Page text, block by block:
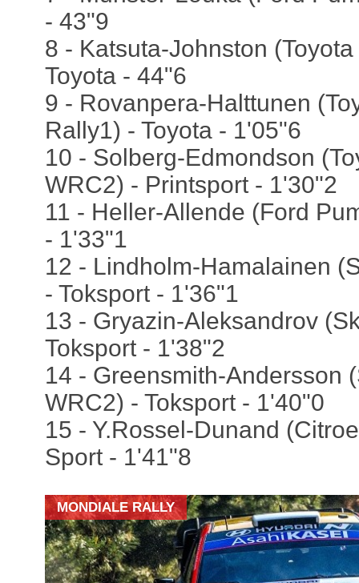
- 43"9
8 - Katsuta-Johnston
Toyota - 44"6
9 - Rovanpera-Halttunen
Rally1) - Toyota - 1'05"6
10 - Solberg-Edmondson
WRC2) - Printsport - 1'30"2
11 - Heller-Allende (Ford
- 1'33"1
12 - Lindholm-Hamalainen
- Toksport - 1'36"1
13 - Gryazin-Aleksandrov
Toksport - 1'38"2
14 - Greensmith-Andersson
WRC2) - Toksport - 1'40"0
15 - Y.Rossel-Dunand
Sport - 1'41"8
MONDIALE RALLY